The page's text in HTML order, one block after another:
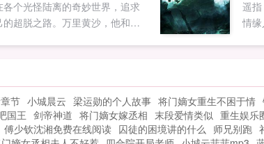
了
他
神
们
师
的
的
各个光怪陆离的奇妙世界，追求
的超脱之路。万里黄沙，他和大
，与从中苏醒的那位绝美血族
绎跨越种族的倾世爱恋。群山之
一己之力独战众仙，手握日月摘
宙深处，他和化外天魔展开惊天
人皆言，大道尽头他为峰！以饕
遥
情
节 小城晨云 梁运勋的个人故事 将门嫡女重生不困于情
国王 剑帝神道 将门嫡女嫁丞相 末段爱情类似 重生娱乐
傅少钦沈湘免费在线阅读 囚徒的困境讲的什么 师兄别跑